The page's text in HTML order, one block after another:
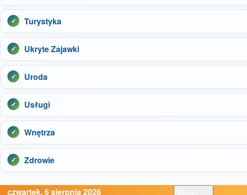
Turystyka
Ukryte Zajawki
Uroda
Usługi
Wnętrza
Zdrowie
czwartek, 6 sierpnia 2026